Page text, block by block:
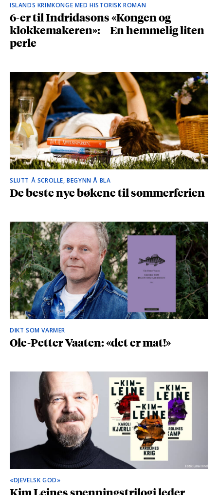
ISLANDS KRIMKONGE MED HISTORISK ROMAN
6-er til Indridasons «Kongen og
klokkemakeren»: – En hemmelig liten
perle
SLUTT Å SCROLLE, BEGYNN Å BLA
De beste nye bøkene til sommerferien
DIKT SOM VARMER
Ole-Petter Vaaten: «det er mat!»
«DJEVELSK GOD»
Kim Leines spenningstrilogi leder